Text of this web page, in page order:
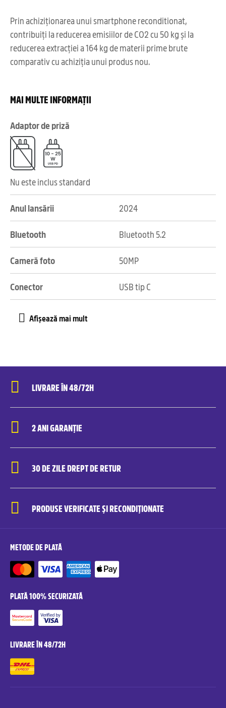
Prin achiziționarea unui smartphone reconditionat,
contribuiți la reducerea emisiilor de CO2 cu 50 kg și la
reducerea extracției a 164 kg de materii prime brute
comparativ cu achiziția unui produs nou.
MAI MULTE INFORMAȚII
Adaptor de priză
Nu este inclus standard
Anul lansării 2024
Bluetooth Bluetooth 5.2
Cameră foto 50MP
Conector USB tip C
LIVRARE ÎN 48/72H
2 ANI GARANȚIE
30 DE ZILE DREPT DE RETUR
PRODUSE VERIFICATE ȘI RECONDIȚIONATE
METODE DE PLATĂ
PLATĂ 100% SECURIZATĂ
LIVRARE ÎN 48/72H